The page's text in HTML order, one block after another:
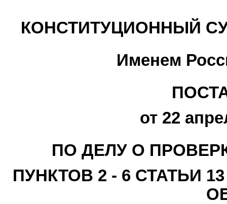
КОНСТИТУЦИОННЫЙ
Именем
от 22
ПО ДЕЛУ О
ПУНКТОВ 2 - 6 СТАТЬИ